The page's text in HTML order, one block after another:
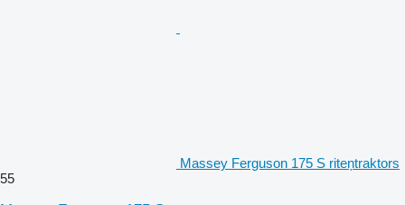
Massey Ferguson 175 S riteņtraktors
55